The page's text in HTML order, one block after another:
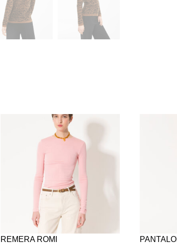
REMERA ROMI